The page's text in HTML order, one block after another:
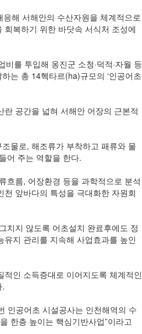
해 서해안의 수산자원을 체계적으로
복하기 위한 바닷속 서식처 조성에
를 투입해 옹진군 소청·덕적·자월 등
는 총 14헥타르(ha)규모의 ‘인공어초
공간을 넓혀 서해안 어장의 근본적
물로, 해조류가 부착하고 패류와 물
어 주는 역할을 한다.
흐름, 어장환경 등을 과학적으로 분석
천 앞바다의 특성을 극대화한 자원회
치지 않도록 어초설치 완료후에도 정
지 관리를 지속해 사업효과를 높인
인 소득증대로 이어지도록 체계적인
.
인공어초 시설공사는 인천해역의 수
한층 높이는 핵심기반사업”이라고